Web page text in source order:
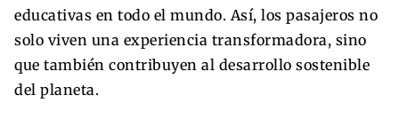
educativas en todo el mundo. Así, los pasajeros no
solo viven una experiencia transformadora, sino
que también contribuyen al desarrollo sostenible
del planeta.